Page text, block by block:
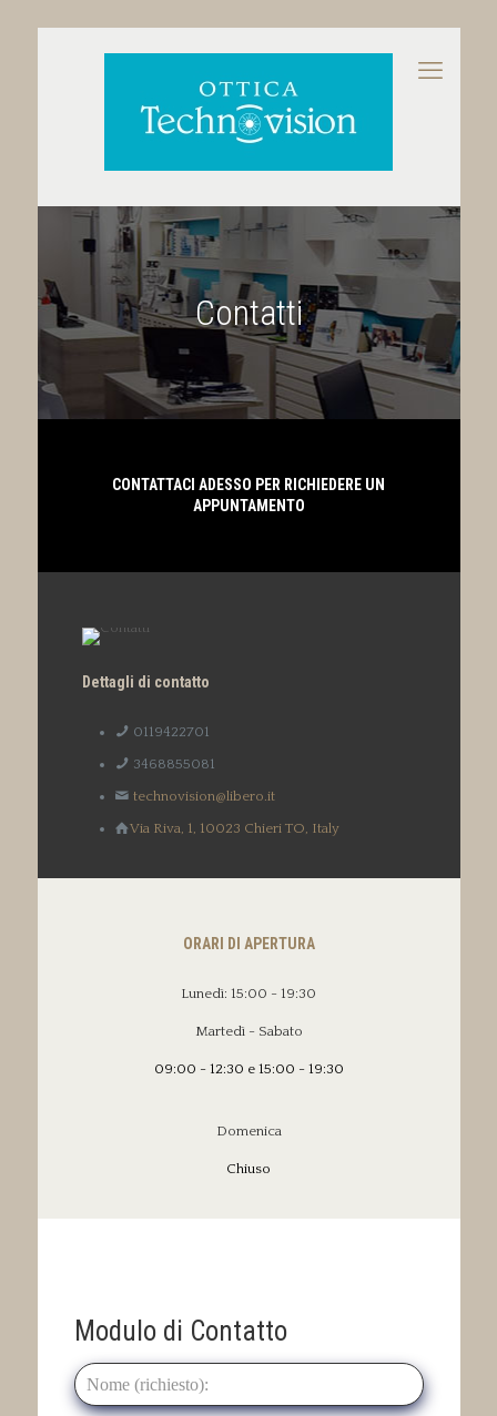
Contatti
CONTATTACI ADESSO PER RICHIEDERE UN
APPUNTAMENTO
Dettagli di contatto
0119422701
3468855081
technovision@libero.it
Via Riva, 1, 10023 Chieri TO, Italy
ORARI DI APERTURA
Lunedì: 15:00 - 19:30
Martedì - Sabato
09:00 - 12:30 e 15:00 - 19:30
Domenica
Chiuso
Modulo di Contatto